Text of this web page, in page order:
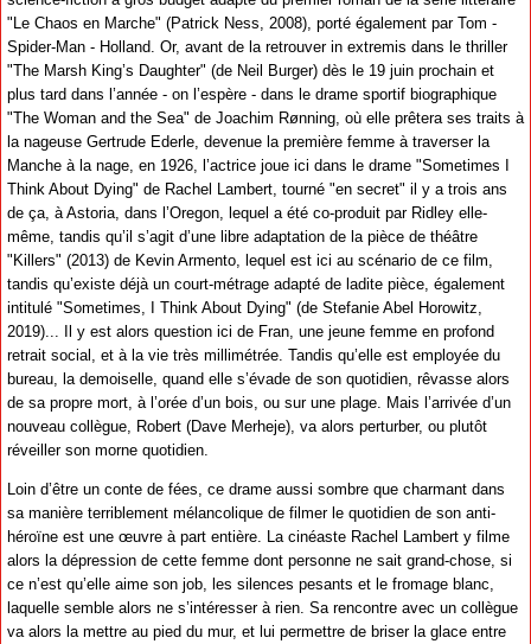
"Le Chaos en Marche" (Patrick Ness, 2008), porté également par Tom -
Spider-Man - Holland. Or, avant de la retrouver in extremis dans le thriller
"The Marsh King’s Daughter" (de Neil Burger) dès le 19 juin prochain et
plus tard dans l’année - on l’espère - dans le drame sportif biographique
"The Woman and the Sea" de Joachim Rønning, où elle prêtera ses traits à
la nageuse Gertrude Ederle, devenue la première femme à traverser la
Manche à la nage, en 1926, l’actrice joue ici dans le drame "Sometimes I
Think About Dying" de Rachel Lambert, tourné "en secret" il y a trois ans
de ça, à Astoria, dans l’Oregon, lequel a été co-produit par Ridley elle-
même, tandis qu’il s’agit d’une libre adaptation de la pièce de théâtre
"Killers" (2013) de Kevin Armento, lequel est ici au scénario de ce film,
tandis qu’existe déjà un court-métrage adapté de ladite pièce, également
intitulé "Sometimes, I Think About Dying" (de Stefanie Abel Horowitz,
2019)... Il y est alors question ici de Fran, une jeune femme en profond
retrait social, et à la vie très millimétrée. Tandis qu’elle est employée du
bureau, la demoiselle, quand elle s’évade de son quotidien, rêvasse alors
de sa propre mort, à l’orée d’un bois, ou sur une plage. Mais l’arrivée d’un
nouveau collègue, Robert (Dave Merheje), va alors perturber, ou plutôt
réveiller son morne quotidien.
Loin d’être un conte de fées, ce drame aussi sombre que charmant dans
sa manière terriblement mélancolique de filmer le quotidien de son anti-
héroïne est une œuvre à part entière. La cinéaste Rachel Lambert y filme
alors la dépression de cette femme dont personne ne sait grand-chose, si
ce n’est qu’elle aime son job, les silences pesants et le fromage blanc,
laquelle semble alors ne s’intéresser à rien. Sa rencontre avec un collègue
va alors la mettre au pied du mur, et lui permettre de briser la glace entre